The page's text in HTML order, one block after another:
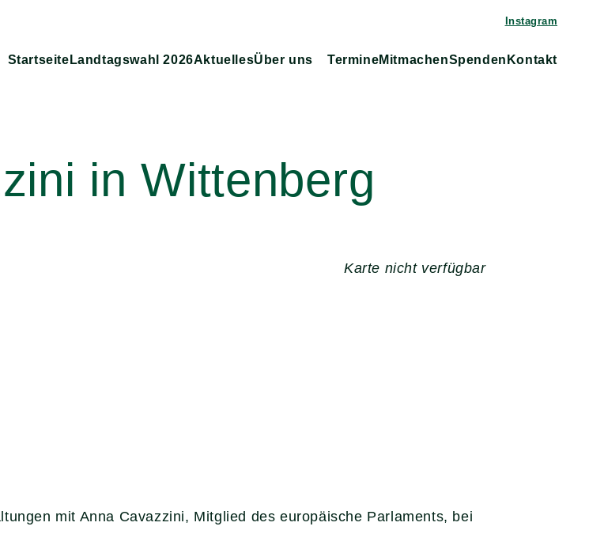
Instagram
Startseite Landtagswahl 2026AktuellesÜber uns TermineMitmachenSpenden Kontakt
in Wittenberg
Karte nicht verfügbar
mit Anna Cavazzini, Mitglied des europäische Parlaments, bei